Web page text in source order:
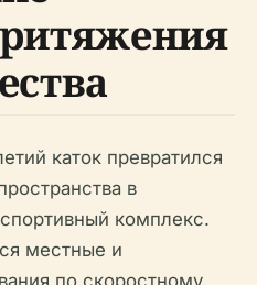
каток превратился
в
комплекс.
местные и
по скоростному